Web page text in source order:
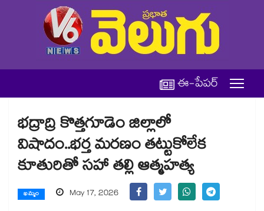
ఈ-పేపర్
భద్రాద్రి కొత్తగూడెం జిల్లాలో
విషాదం..భర్త మరణం తట్టుకోలేక
కూతురితో సహా తల్లి ఆత్మహత్య
ఖమ్మం May 17, 2026